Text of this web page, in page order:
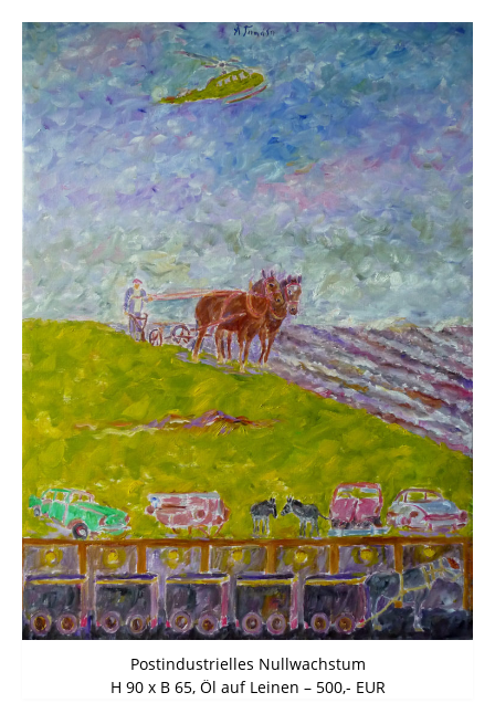
Postindustrielles Nullwachstum
H 90 x B 65, Öl auf Leinen – 500,- EUR